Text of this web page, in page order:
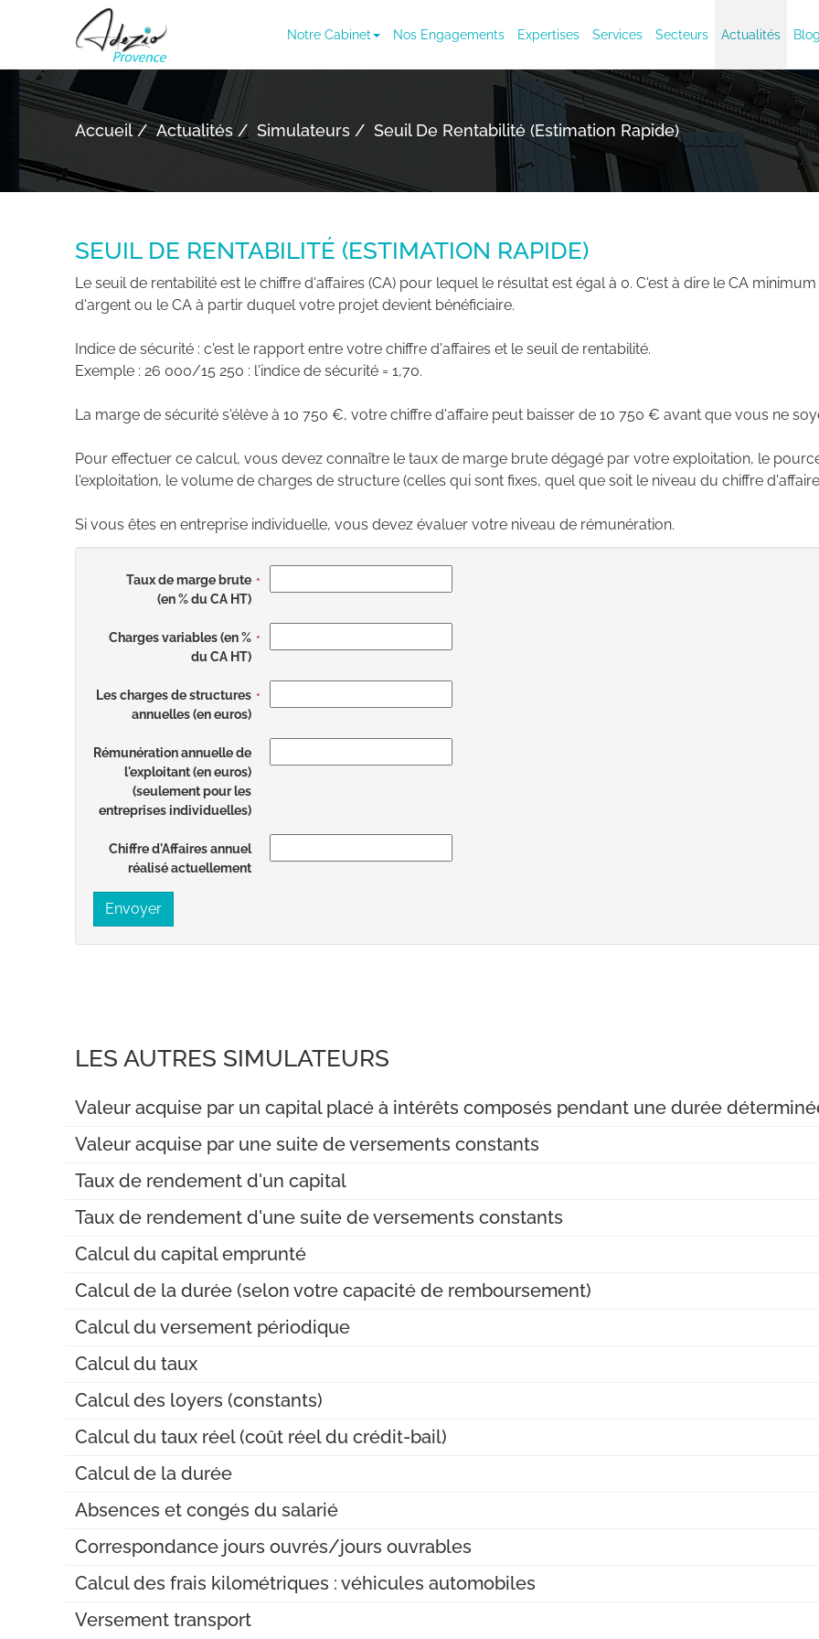
Notre Cabinet Nos Engagements Expertises Services Secteurs Actualités
Accueil Actualités Simulateurs Seuil De Rentabilité (estimation Rapide)
SEUIL DE RENTABILITÉ (ESTIMATION RAPIDE)
Le seuil de rentabilité est le chiffre d'affaires (CA) pour lequel le résultat est égal à 0. C'est à dire le CA
d'argent ou le CA à partir duquel votre projet devient bénéficiaire.
Indice de sécurité : c'est le rapport entre votre chiffre d'affaires et le seuil de rentabilité.
Exemple : 26 000/15 250 : l'indice de sécurité = 1,70.
La marge de sécurité s'élève à 10 750 €, votre chiffre d'affaire peut baisser de 10 750 € avant que vous ne
Pour effectuer ce calcul, vous devez connaître le taux de marge brute dégagé par votre exploitation, le
l'exploitation, le volume de charges de structure (celles qui sont fixes, quel que soit le niveau du chiffre
Si vous êtes en entreprise individuelle, vous devez évaluer votre niveau de rémunération.
Taux de marge brute
(en % du CA HT)
Charges variables (en %
du CA HT)
Les charges de structures
annuelles (en euros)
Rémunération annuelle de
l'exploitant (en euros)
(seulement pour les
entreprises individuelles)
Chiffre d'Affaires annuel
réalisé actuellement
Envoyer
LES AUTRES SIMULATEURS
Valeur acquise par un capital placé à intérêts composés pendant une durée
Valeur acquise par une suite de versements constants
Taux de rendement d'un capital
Taux de rendement d'une suite de versements constants
Calcul du capital emprunté
Calcul de la durée (selon votre capacité de remboursement)
Calcul du versement périodique
Calcul du taux
Calcul des loyers (constants)
Calcul du taux réel (coût réel du crédit-bail)
Calcul de la durée
Absences et congés du salarié
Correspondance jours ouvrés/jours ouvrables
Calcul des frais kilométriques : véhicules automobiles
Versement transport